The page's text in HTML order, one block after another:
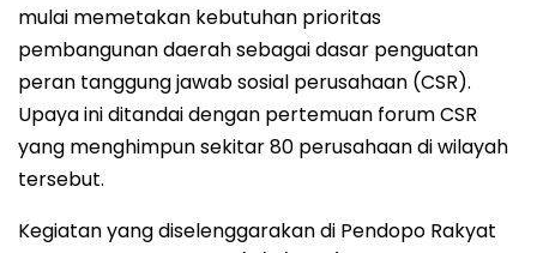
mulai memetakan kebutuhan prioritas
pembangunan daerah sebagai dasar penguatan
peran tanggung jawab sosial perusahaan (CSR).
Upaya ini ditandai dengan pertemuan forum CSR
yang menghimpun sekitar 80 perusahaan di wilayah
tersebut.
Kegiatan yang diselenggarakan di Pendopo Rakyat